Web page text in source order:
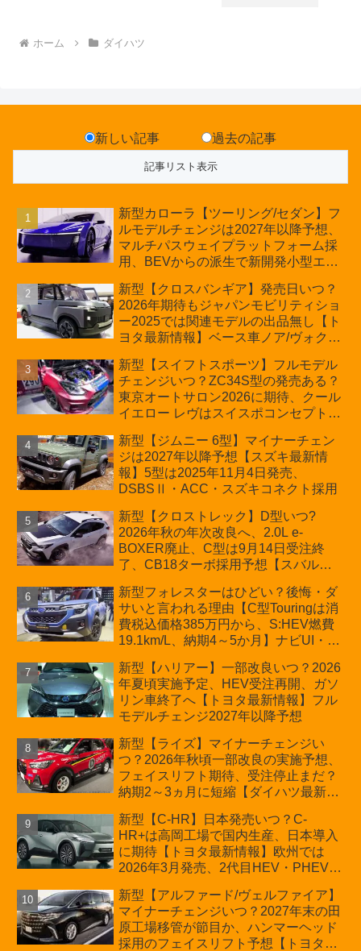
ホーム ダイハツ
新しい記事 過去の記事
新型カローラ【ツーリング/セダン】フ
ルモデルチェンジは2027年以降予想、
マルチパスウェイプラットフォーム採
用、BEVからの派生で新開発小型エン
の採用は無しか【トヨタ最新情報】60
周年記念車発売
新型【クロスバンギア】発売日いつ？
2026年期待もジャパンモビリティショ
ー2025では関連モデルの出品無し【ト
ヨタ最新情報】ベース車ノア/ヴォクシ
ほか「コア」と「ツール」、デリカ
D:5対抗のクロスオーバーSUVミニバ
ン
新型【スイフトスポーツ】フルモデル
チェンジいつ？ZC34S型の発売ある？
東京オートサロン2026に期待、クール
イエロー レヴはスイスポコンセプト
プが争点【スズキ最新情報】特別仕様
車「ZC33S Final Edition」終了
新型【ジムニー 6型】マイナーチェン
ジは2027年以降予想【スズキ最新情
報】5型は2025年11月4日発売、
DSBSⅡ・ACC・スズキコネクト採用
新型【クロストレック】D型いつ?
2026年秋の年次改良へ、2.0L e-
BOXER廃止、C型は9月14日受注終
了、CB18ターボ採用予想【スバル最
新型フォレスターはひどい？後悔・ダ
サいと言われる理由【C型Touringは消
費税込価格385万円から、S:HEV燃費
19.1km/L、納期4～5か月】ナビUI・冬
カーオブザイヤーとJNCAP大賞受賞後
も残る注意点
新型【ハリアー】一部改良いつ？2026
年夏頃実施予定、HEV受注再開、ガソ
リン車終了へ【トヨタ最新情報】フル
モデルチェンジ2027年以降予想
新型【ライズ】マイナーチェンジい
つ？2026年秋頃一部改良の実施予想、
フェイスリフト期待、受注停止まだ？
納期2～3ヵ月に短縮【ダイハツ最新情
180.07～244.2万円、値上げ約8～10万
円、法規対応、ハイブリッド4WD追加
まだ、フルモデルチェンジはトヨタが
介入か
新型【C-HR】日本発売いつ？C-
HR+は高岡工場で国内生産、日本導入
に期待【トヨタ最新情報】欧州では
2026年3月発売、2代目HEV・PHEVは
新型【アルファード/ヴェルファイア】
マイナーチェンジいつ？2027年末の田
原工場移管が節目か、ハンマーヘッド
採用のフェイスリフト予想【トヨタ最